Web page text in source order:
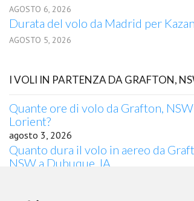
AGOSTO 6, 2026
Durata del volo da Madrid per Kazan
AGOSTO 5, 2026
I VOLI IN PARTENZA DA GRAFTON,
Quante ore di volo da Grafton, NSW
Lorient?
agosto 3, 2026
Quanto dura il volo in aereo da
NSW a Dubuque, IA